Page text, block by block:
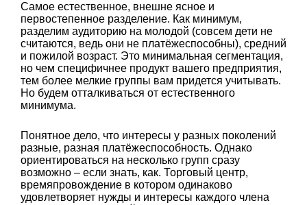
Самое естественное, внешне ясное и
первостепенное разделение. Как минимум,
разделим аудиторию на молодой (совсем дети не
считаются, ведь они не платёжеспособны), средний
и пожилой возраст. Это минимальная сегментация,
но чем специфичнее продукт вашего предприятия,
тем более мелкие группы вам придется учитывать.
Но будем отталкиваться от естественного
минимума.
Понятное дело, что интересы у разных поколений
разные, разная платёжеспособность. Однако
ориентироваться на несколько групп сразу
возможно – если знать, как. Торговый центр,
времяпровождение в котором одинаково
удовлетворяет нужды и интересы каждого члена